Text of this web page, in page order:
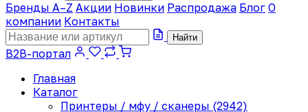
Бренды A–Z Акции Новинки Распродажа Блог О
компании Контакты
Найти
B2B-портал
Главная
Каталог
Принтеры / мфу / сканеры (2942)